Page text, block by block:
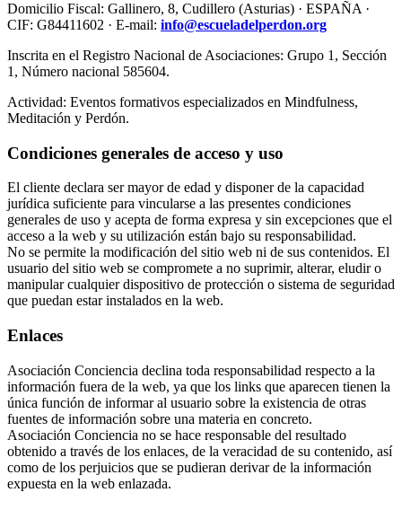
Domicilio Fiscal: Gallinero, 8, Cudillero (Asturias) · ESPAÑA ·
CIF: G84411602 · E-mail: info@escueladelperdon.org
Inscrita en el Registro Nacional de Asociaciones: Grupo 1, Sección
1, Número nacional 585604.
Actividad: Eventos formativos especializados en Mindfulness,
Meditación y Perdón.
Condiciones generales de acceso y uso
El cliente declara ser mayor de edad y disponer de la capacidad
jurídica suficiente para vincularse a las presentes condiciones
generales de uso y acepta de forma expresa y sin excepciones que el
acceso a la web y su utilización están bajo su responsabilidad.
No se permite la modificación del sitio web ni de sus contenidos. El
usuario del sitio web se compromete a no suprimir, alterar, eludir o
manipular cualquier dispositivo de protección o sistema de seguridad
que puedan estar instalados en la web.
Enlaces
Asociación Conciencia declina toda responsabilidad respecto a la
información fuera de la web, ya que los links que aparecen tienen la
única función de informar al usuario sobre la existencia de otras
fuentes de información sobre una materia en concreto.
Asociación Conciencia no se hace responsable del resultado
obtenido a través de los enlaces, de la veracidad de su contenido, así
como de los perjuicios que se pudieran derivar de la información
expuesta en la web enlazada.